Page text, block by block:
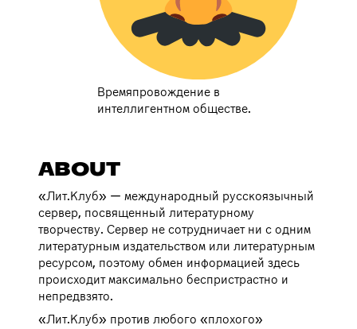
Времяпровождение в
интеллигентном обществе.
ABOUT
«Лит.Клуб» — международный русскоязычный
сервер, посвященный литературному
творчеству. Сервер не сотрудничает ни с одним
литературным издательством или литературным
ресурсом, поэтому обмен информацией здесь
происходит максимально беспристрастно и
непредвзято.
«Лит.Клуб» против любого «плохого»